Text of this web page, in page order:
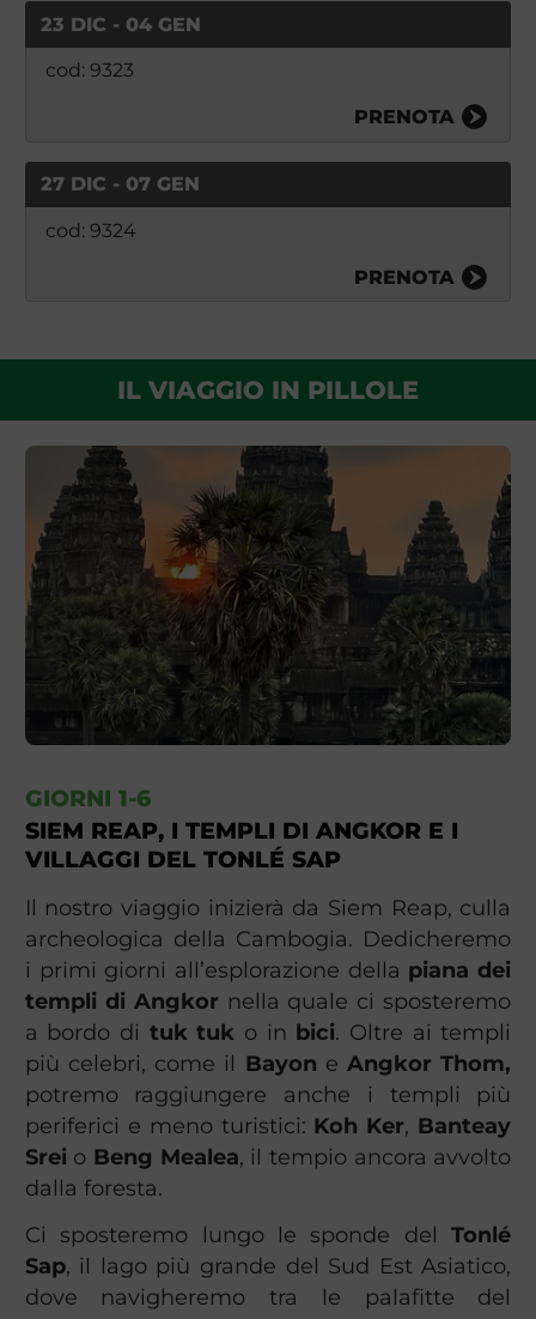
23 DIC - 04 GEN
cod: 9323
PRENOTA
27 DIC - 07 GEN
cod: 9324
PRENOTA
IL VIAGGIO IN PILLOLE
GIORNI 1-6
SIEM REAP, I TEMPLI DI ANGKOR E I
VILLAGGI DEL TONLÉ SAP
Il nostro viaggio inizierà da Siem Reap, culla
archeologica della Cambogia. Dedicheremo
i primi giorni all’esplorazione della piana dei
templi di Angkor nella quale ci sposteremo
a bordo di tuk tuk o in bici. Oltre ai templi
più celebri, come il Bayon eAngkor Thom,
potremo raggiungere anche i templi più
periferici e meno turistici: Koh Ker, Banteay
Sreio Beng Mealea, il tempio ancora avvolto
dalla foresta.
Ci sposteremo lungo le sponde delTonlé
Sap, il lago più grande del Sud Est Asiatico,
dove navigheremo tra le palafitte del